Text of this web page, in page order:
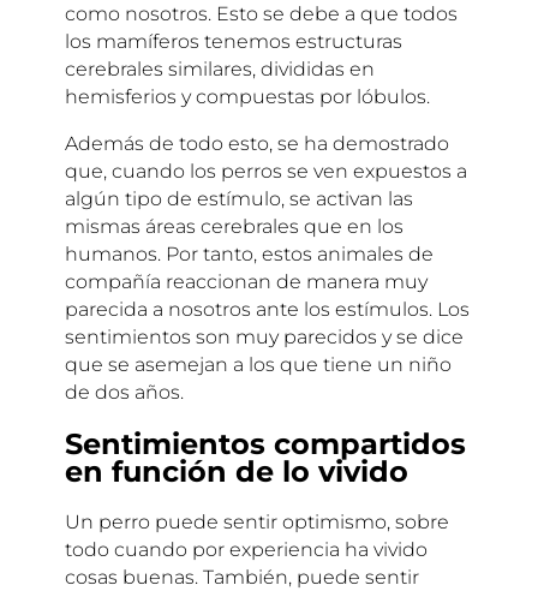
como nosotros. Esto se debe a que todos
los mamíferos tenemos estructuras
cerebrales similares, divididas en
hemisferios y compuestas por lóbulos.
Además de todo esto, se ha demostrado
que, cuando los perros se ven expuestos a
algún tipo de estímulo, se activan las
mismas áreas cerebrales que en los
humanos. Por tanto, estos animales de
compañía reaccionan de manera muy
parecida a nosotros ante los estímulos. Los
sentimientos son muy parecidos y se dice
que se asemejan a los que tiene un niño
de dos años.
Sentimientos compartidos
en función de lo vivido
Un perro puede sentir optimismo, sobre
todo cuando por experiencia ha vivido
cosas buenas. También, puede sentir